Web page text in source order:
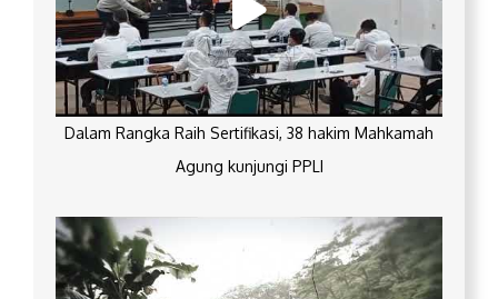
Dalam Rangka Raih Sertifikasi, 38 hakim Mahkamah
Agung kunjungi PPLI